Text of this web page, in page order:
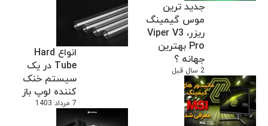
انواع Hard
Tube در یک
سیستم خنک
کننده لوپ باز
7 مرداد 1403
جدید ترین
موس گیمینگ
ریزر، Viper V3
Pro بهترین
جهانه ؟
2 سال قبل